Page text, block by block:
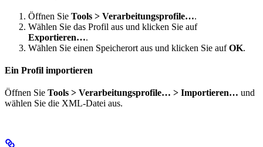
Öffnen Sie Tools > Verarbeitungsprofile….
Wählen Sie das Profil aus und klicken Sie auf
Exportieren….
Wählen Sie einen Speicherort aus und klicken Sie aufOK.
Ein Profil importieren
Öffnen Sie Tools > Verarbeitungsprofile… > Importieren… und
wählen Sie die XML-Datei aus.